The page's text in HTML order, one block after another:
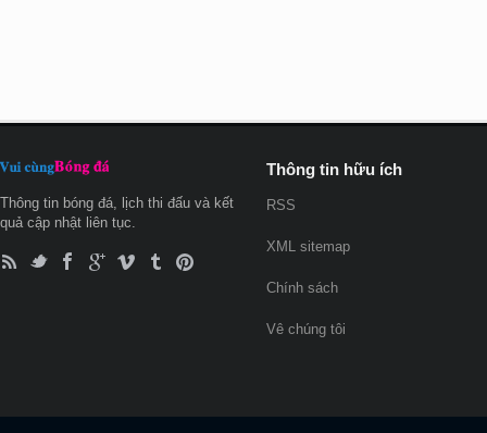
Thông tin bóng đá, lịch thi đấu và kết
quả cập nhật liên tục.
Thông tin hữu ích
RSS
XML sitemap
Chính sách
Vê chúng tôi